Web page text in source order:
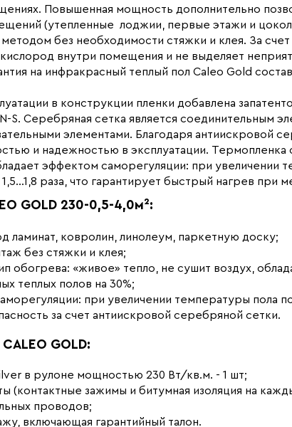
Повышенная мощность дополнительно
(утепленные лоджии, первые этажи и
без необходимости стяжки и клея. За
внутри помещения и не выделяет
на инфракрасный теплый пол Caleo Gold
в конструкции пленки добавлена
S. Серебряная сетка является соединительным
элементами. Благодаря антиискровой
и надежностью в эксплуатации. Термопленка
эффектом саморегуляции: при увеличении
раза, что гарантирует быстрый нагрев при
GOLD 230-0,5-4,0м²:
ламинат, ковролин, линолеум, паркетную доску;
без стяжки и клея;
обогрева: «живое» тепло, не сушит воздух,
теплых полов на 30%;
при увеличении температуры пола
за счет антиискровой серебряной сетки.
GOLD:
в рулоне мощностью 230 Вт/кв.м. - 1 шт;
(контактные зажимы и битумная изоляция на
проводов;
включающая гарантийный талон.